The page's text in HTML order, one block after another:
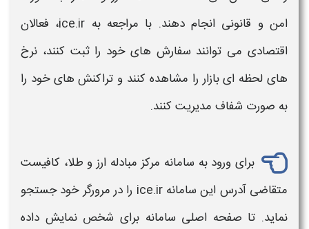
امن و قانونی انجام دهند. با مراجعه به ice.ir، فعالان
اقتصادی می‌ توانند سفارش‌ های خود را ثبت کنند، نرخ‌
های لحظه‌ ای بازار را مشاهده کنند و تراکنش‌ های خود را
به‌ صورت شفاف مدیریت کنند.
برای ورود به سامانه مرکز مبادله ارز و طلا، کافیست
متقاضی آدرس این سامانه
ice.ir را در مرورگر خود جستجو
نماید. تا صفحه اصلی سامانهبرای شخص نمایش داده